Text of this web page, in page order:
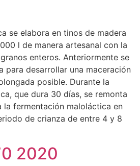
se elabora en tinos de madera
l de manera artesanal con la
enteros. Anteriormente se
para desarrollar una maceración
posible. Durante la
que dura 30 días, se remonta
la fermentación maloláctica en
de crianza de entre 4 y 8
2020